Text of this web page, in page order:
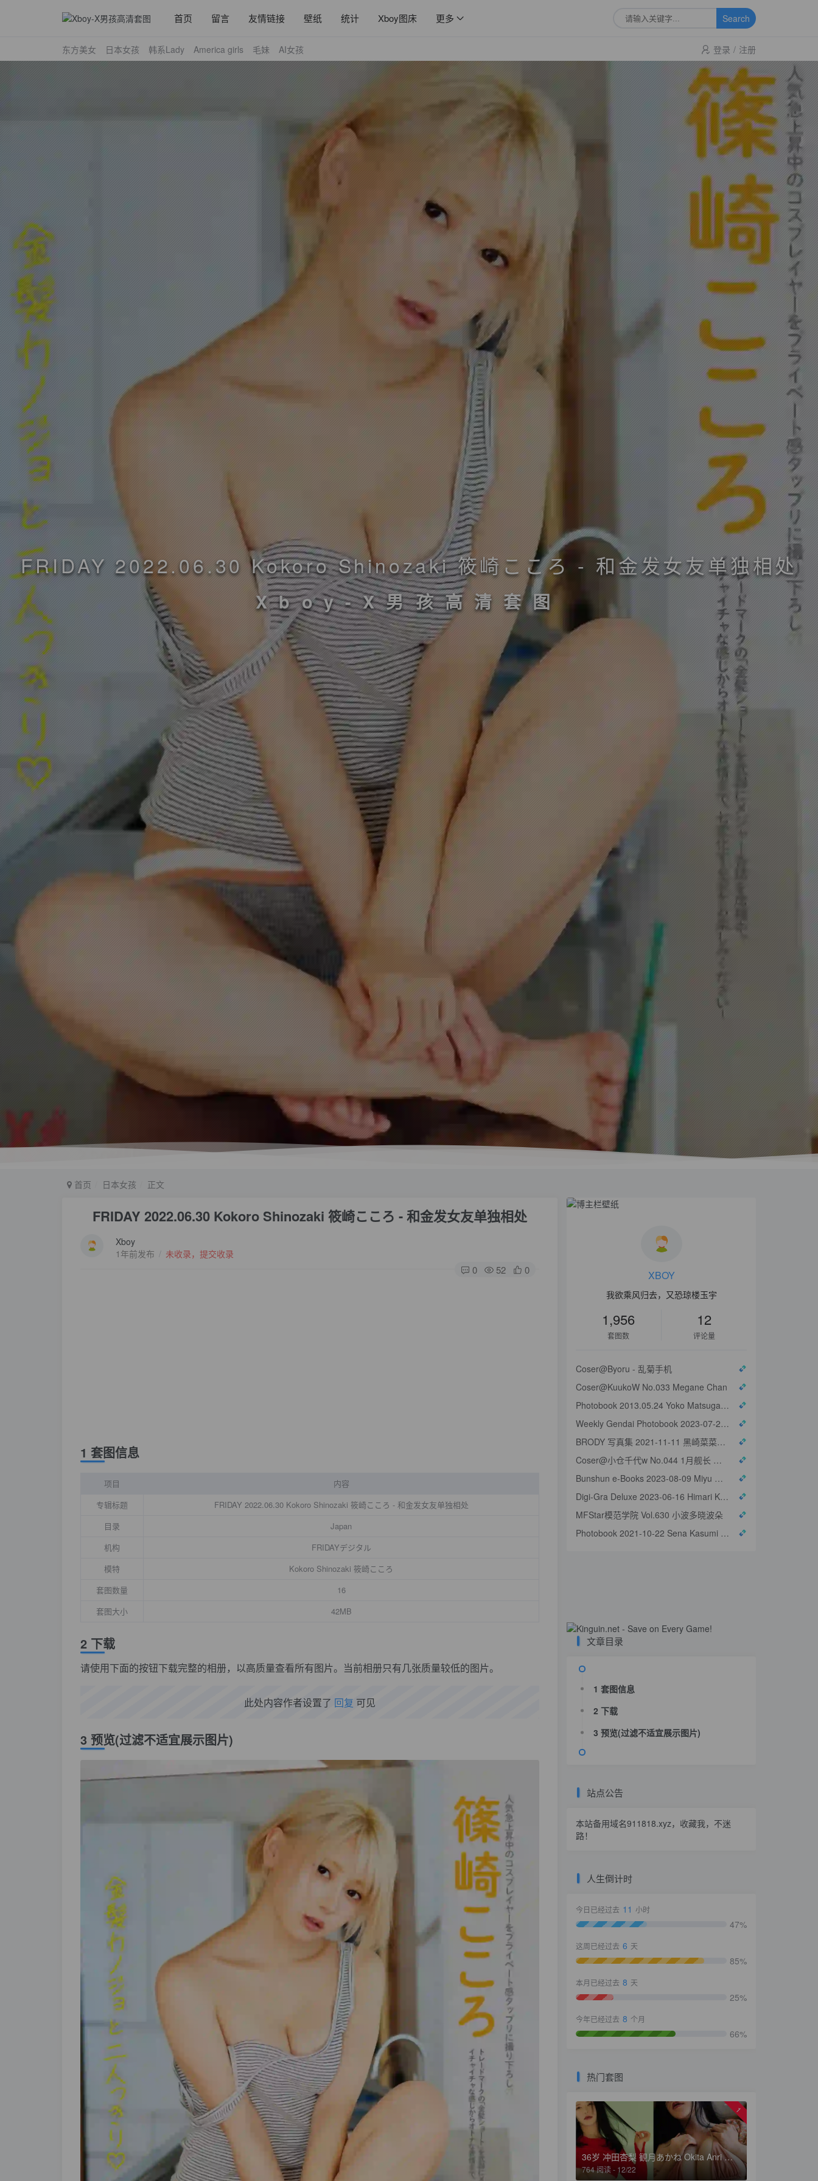
首页 留言 友情链接 壁纸 统计 Xboy图床 更多 Search
东方美女 日本女孩 韩系Lady America girls 毛妹 AI女孩 登录 / 注册
FRIDAY 2022.06.30 Kokoro Shinozaki 筱崎こころ - 和金发女友单独相处
Xboy-X男孩高清套图
首页 日本女孩 正文
FRIDAY 2022.06.30 Kokoro Shinozaki 筱崎こころ - 和金发女友单独相处
Xboy
1年前发布 / 未收录，提交收录
0 52 0
1 套图信息
项目
内容
专辑标题
FRIDAY 2022.06.30 Kokoro Shinozaki 筱崎こころ - 和金发女友单独相处
目录
Japan
机构
FRIDAYデジタル
模特
Kokoro Shinozaki 筱崎こころ
套图数量
16
套图大小
42MB
2 下载
请使用下面的按钮下载完整的相册，以高质量查看所有图片。当前相册只有几张质量较低的图片。
此处内容作者设置了 回复 可见
3 预览(过滤不适宜展示图片)
XBOY
我欲乘风归去，又恐琼楼玉宇
1,956
套图数
12
评论量
Coser@Byoru - 乱菊手机
Coser@KuukoW No.033 Megane Chan
Photobook 2013.05.24 Yoko Matsugane 松金ようこ - Too Close
Weekly Gendai Photobook 2023-07-21 Tomu Muto 武藤十夢 - Genius To Seduce A
BRODY 写真集 2021-11-11 黑崎菜菜子 黒嵜菜々子 - That Girl Is Natural
Coser@小仓千代w No.044 1月舰长 柴郡泳装
Bunshun e-Books 2023-08-09 Miyu Murashima 村島未悠 - Non Title
Digi-Gra Deluxe 2023-06-16 Himari Kinoshita 木下ひまり 010
MFStar模范学院 Vol.630 小波多晓波朵
Photobook 2021-10-22 Sena Kasumi 香澄せな - Embraced By The Sigh
文章目录
1 套图信息
2 下载
3 预览(过滤不适宜展示图片)
站点公告
本站备用域名911818.xyz，收藏我，不迷
路！
人生倒计时
今日已经过去 11 小时
47%
这周已经过去 6 天
85%
本月已经过去 8 天
25%
今年已经过去 8 个月
66%
热门套图
1
36岁 冲田杏梨 観月あかね Okita Anri 最新写真集 Present
764 阅读 - 12/22